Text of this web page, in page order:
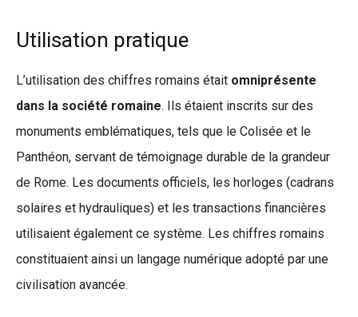
Utilisation pratique
L’utilisation des chiffres romains était omniprésente
dans la société romaine. Ils étaient inscrits sur des
monuments emblématiques, tels que le Colisée et le
Panthéon, servant de témoignage durable de la grandeur
de Rome. Les documents officiels, les horloges (cadrans
solaires et hydrauliques) et les transactions financières
utilisaient également ce système. Les chiffres romains
constituaient ainsi un langage numérique adopté par une
civilisation avancée.